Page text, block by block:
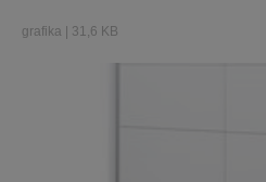
grafika 31,6 KB